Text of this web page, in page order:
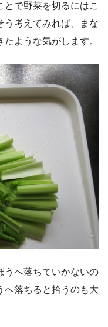
で野菜を切るにはこ
う考えてみれば、まな
ような気がします。
うへ落ちていかないの
へ落ちると拾うのも大